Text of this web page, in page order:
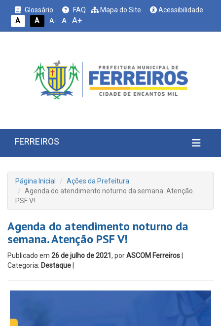
Glossário FAQ Mapa do Site
Acessibilidade
A
A A- A A+
FERREIROS
Página Inicial
Ações da Prefeitura
Agenda do atendimento noturno da semana. Atenção
PSF V!
Agenda do atendimento noturno da
semana. Atenção PSF V!
Publicado em 26 de julho de 2021 , porASCOM Ferreiros
Categoria: Destaque